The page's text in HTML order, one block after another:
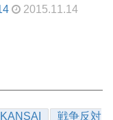
2015.11.14
戦争反対